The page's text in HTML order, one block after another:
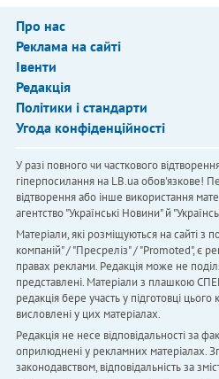
Про нас
Реклама на сайті
Івенти
Редакція
Політики і стандарти
Угода конфіденційності
У разі повного чи часткового
гіперпосилання на LB.ua обов'язкове!
відтворення або інше використання
агентство "Українськi Новини" й
Матеріали, які розміщуються на сайті з
компаній" / "Пресреліз" / "Promoted", є
правах реклами. Редакція може не
представлені. Матеріали з плашкою
редакція бере участь у підготовці цього
висловлені у цих матеріалах.
Редакція не несе відповідальності за
оприлюднені у рекламних матеріалах.
законодавством, відповідальність за